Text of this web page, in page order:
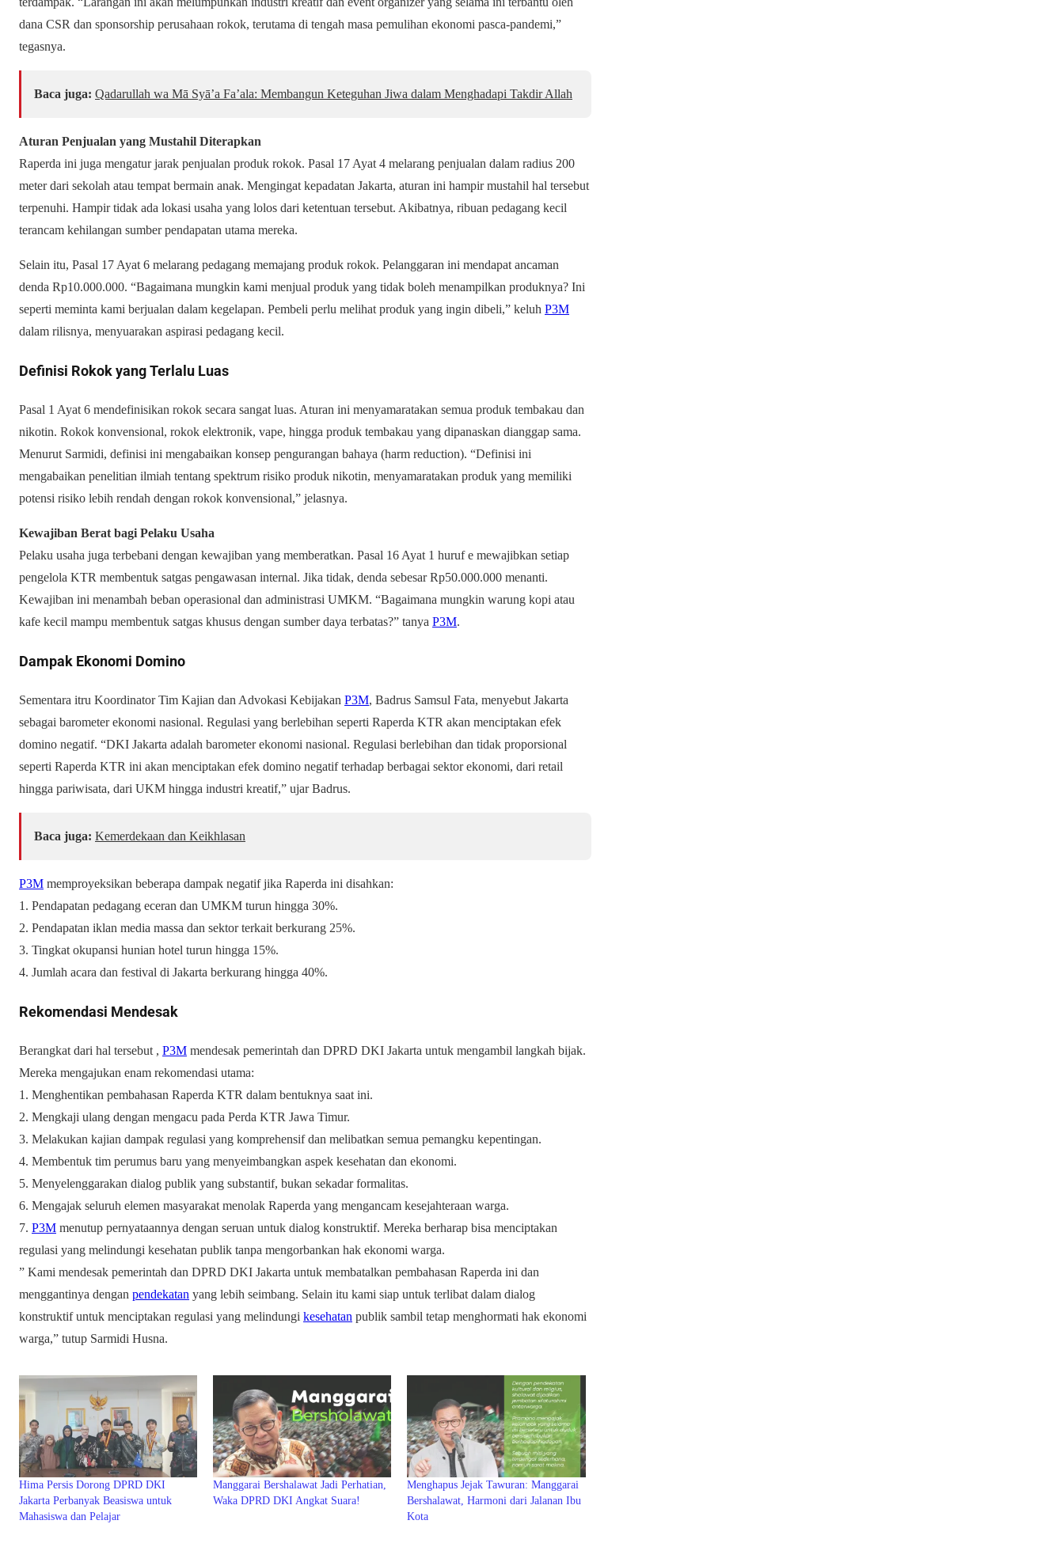
dana CSR dan sponsorship perusahaan rokok, terutama di tengah masa pemulihan ekonomi pasca-pandemi,”
tegasnya.
Baca juga: Qadarullah wa Mā Syā’a Fa’ala: Membangun Keteguhan Jiwa dalam Menghadapi Takdir Allah
Aturan Penjualan yang Mustahil Diterapkan
Raperda ini juga mengatur jarak penjualan produk rokok. Pasal 17 Ayat 4 melarang penjualan dalam radius 200
meter dari sekolah atau tempat bermain anak. Mengingat kepadatan Jakarta, aturan ini hampir mustahil hal tersebut
terpenuhi. Hampir tidak ada lokasi usaha yang lolos dari ketentuan tersebut. Akibatnya, ribuan pedagang kecil
terancam kehilangan sumber pendapatan utama mereka.
Selain itu, Pasal 17 Ayat 6 melarang pedagang memajang produk rokok. Pelanggaran ini mendapat ancaman
denda Rp10.000.000. “Bagaimana mungkin kami menjual produk yang tidak boleh menampilkan produknya? Ini
seperti meminta kami berjualan dalam kegelapan. Pembeli perlu melihat produk yang ingin dibeli,” keluh P3M
dalam rilisnya, menyuarakan aspirasi pedagang kecil.
Definisi Rokok yang Terlalu Luas
Pasal 1 Ayat 6 mendefinisikan rokok secara sangat luas. Aturan ini menyamaratakan semua produk tembakau dan
nikotin. Rokok konvensional, rokok elektronik, vape, hingga produk tembakau yang dipanaskan dianggap sama.
Menurut Sarmidi, definisi ini mengabaikan konsep pengurangan bahaya (harm reduction). “Definisi ini
mengabaikan penelitian ilmiah tentang spektrum risiko produk nikotin, menyamaratakan produk yang memiliki
potensi risiko lebih rendah dengan rokok konvensional,” jelasnya.
Kewajiban Berat bagi Pelaku Usaha
Pelaku usaha juga terbebani dengan kewajiban yang memberatkan. Pasal 16 Ayat 1 huruf e mewajibkan setiap
pengelola KTR membentuk satgas pengawasan internal. Jika tidak, denda sebesar Rp50.000.000 menanti.
Kewajiban ini menambah beban operasional dan administrasi UMKM. “Bagaimana mungkin warung kopi atau
kafe kecil mampu membentuk satgas khusus dengan sumber daya terbatas?” tanya P3M.
Dampak Ekonomi Domino
Sementara itru Koordinator Tim Kajian dan Advokasi Kebijakan P3M, Badrus Samsul Fata, menyebut Jakarta
sebagai barometer ekonomi nasional. Regulasi yang berlebihan seperti Raperda KTR akan menciptakan efek
domino negatif. “DKI Jakarta adalah barometer ekonomi nasional. Regulasi berlebihan dan tidak proporsional
seperti Raperda KTR ini akan menciptakan efek domino negatif terhadap berbagai sektor ekonomi, dari retail
hingga pariwisata, dari UKM hingga industri kreatif,” ujar Badrus.
Baca juga: Kemerdekaan dan Keikhlasan
P3M memproyeksikan beberapa dampak negatif jika Raperda ini disahkan:
1. Pendapatan pedagang eceran dan UMKM turun hingga 30%.
2. Pendapatan iklan media massa dan sektor terkait berkurang 25%.
3. Tingkat okupansi hunian hotel turun hingga 15%.
4. Jumlah acara dan festival di Jakarta berkurang hingga 40%.
Rekomendasi Mendesak
Berangkat dari hal tersebut , P3M mendesak pemerintah dan DPRD DKI Jakarta untuk mengambil langkah bijak.
Mereka mengajukan enam rekomendasi utama:
1. Menghentikan pembahasan Raperda KTR dalam bentuknya saat ini.
2. Mengkaji ulang dengan mengacu pada Perda KTR Jawa Timur.
3. Melakukan kajian dampak regulasi yang komprehensif dan melibatkan semua pemangku kepentingan.
4. Membentuk tim perumus baru yang menyeimbangkan aspek kesehatan dan ekonomi.
5. Menyelenggarakan dialog publik yang substantif, bukan sekadar formalitas.
6. Mengajak seluruh elemen masyarakat menolak Raperda yang mengancam kesejahteraan warga.
7. P3M menutup pernyataannya dengan seruan untuk dialog konstruktif. Mereka berharap bisa menciptakan
regulasi yang melindungi kesehatan publik tanpa mengorbankan hak ekonomi warga.
” Kami mendesak pemerintah dan DPRD DKI Jakarta untuk membatalkan pembahasan Raperda ini dan
menggantinya dengan pendekatan yang lebih seimbang. Selain itu kami siap untuk terlibat dalam dialog
konstruktif untuk menciptakan regulasi yang melindungi kesehatan publik sambil tetap menghormati hak ekonomi
warga,” tutup Sarmidi Husna.
Hima Persis Dorong DPRD DKI
Jakarta Perbanyak Beasiswa untuk
Mahasiswa dan Pelajar
Manggarai Bershalawat Jadi Perhatian,
Waka DPRD DKI Angkat Suara!
Menghapus Jejak Tawuran: Manggarai
Bershalawat, Harmoni dari Jalanan Ibu
Kota